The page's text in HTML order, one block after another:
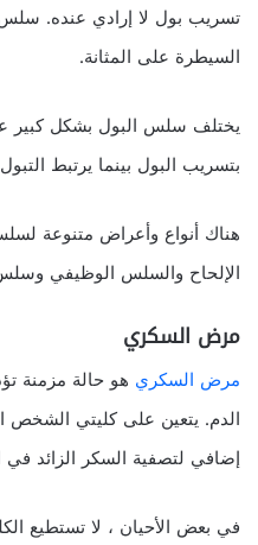
تسريب بول لا إرادي عنده.
السيطرة على المثانة.
يختلف سلس البول بشكل كبير
بتسريب البول بينما يرتبط
هناك أنواع وأعراض متنوعة
الإلحاح والسلس الوظيفي
مرض السكري
مرض السكري هو حالة مزمنة
الدم. يتعين على كليتي
إضافي لتصفية السكر الزائد في
في بعض الأحيان ، لا تستطيع